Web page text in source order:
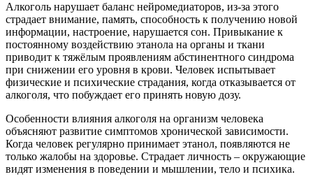
Алкоголь нарушает баланс нейромедиаторов, из-за этого
страдает внимание, память, способность к получению новой
информации, настроение, нарушается сон. Привыкание к
постоянному воздействию этанола на органы и ткани
приводит к тяжёлым проявлениям абстинентного синдрома
при снижении его уровня в крови. Человек испытывает
физические и психические страдания, когда отказывается от
алкоголя, что побуждает его принять новую дозу.
Особенности влияния алкоголя на организм человека
объясняют развитие симптомов хронической зависимости.
Когда человек регулярно принимает этанол, появляются не
только жалобы на здоровье. Страдает личность – окружающие
видят изменения в поведении и мышлении, тело и психика.